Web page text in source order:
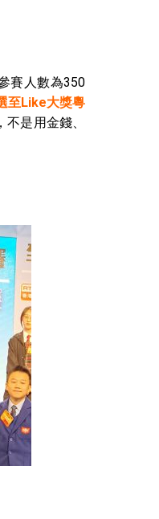
賽人數為350
至Like大獎粵
是用金錢、